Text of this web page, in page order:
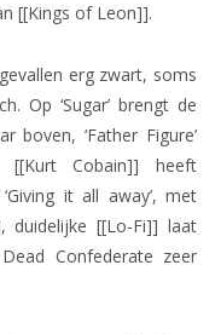
[[Kings of Leon]].
erg zwart, soms
Op ‘Sugar’ brengt de
‘Father Figure’
Cobain]] heeft
it all away’, met
duidelijke [[Lo-Fi]] laat
Confederate zeer